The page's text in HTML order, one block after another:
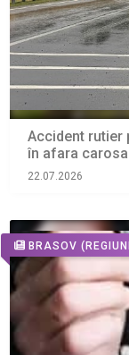
Accident rutier
în afara
22.07.2026
BRASOV